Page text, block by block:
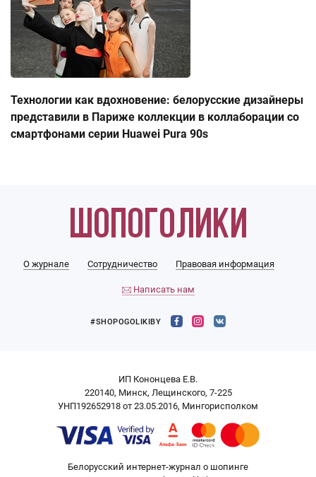
Технологии как вдохновение: белорусские дизайнеры
представили в Париже коллекции в коллаборации со
смартфонами серии Huawei Pura 90s
О журнале Сотрудничество Правовая информация
Написать нам
#SHOPOGOLIKIBY
ИП Кононцева Е.В.
220140, Минск, Лещинского, 7-225
УНП192652918 от 23.05.2016, Мингорисполком
Белорусский интернет-журнал о шопинге